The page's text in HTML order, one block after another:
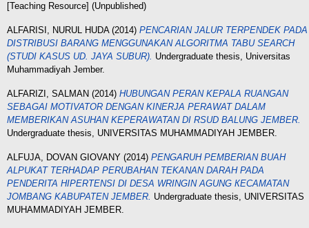
[Teaching Resource] (Unpublished)
ALFARISI, NURUL HUDA(2014) PENCARIAN JALUR TERPENDEK PADA
DISTRIBUSI BARANG MENGGUNAKAN ALGORITMA TABU SEARCH
(STUDI KASUS UD. JAYA SUBUR). Undergraduate thesis, Universitas
Muhammadiyah Jember.
ALFARIZI, SALMAN (2014) HUBUNGAN PERAN KEPALA RUANGAN
SEBAGAI MOTIVATOR DENGAN KINERJA PERAWAT DALAM
MEMBERIKAN ASUHAN KEPERAWATAN DI RSUD BALUNG JEMBER.
Undergraduate thesis, UNIVERSITAS MUHAMMADIYAH JEMBER.
ALFUJA, DOVAN GIOVANY (2014) PENGARUH PEMBERIAN BUAH
ALPUKAT TERHADAP PERUBAHAN TEKANAN DARAH PADA
PENDERITA HIPERTENSI DI DESA WRINGIN AGUNG КEСАMATAN
JOMBANG KABUPATEN JEMBER. Undergraduate thesis, UNIVERSITAS
MUHAMMADIYAH JEMBER.